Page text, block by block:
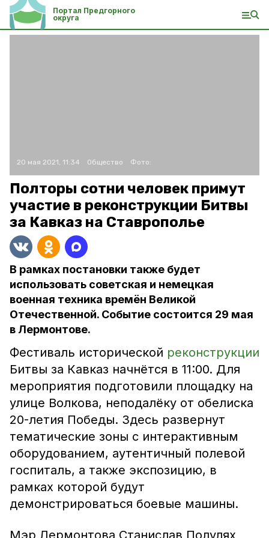
Портал Предгорного
округа
20 мая 2021, 11:34 Общество Фото:
Полторы сотни человек примут
участие в реконструкции Битвы
за Кавказ на Ставрополье
В рамках постановки также будет
использовать советская и немецкая
военная техника времён Великой
Отечественной. Событие состоится 29 мая
в Лермонтове.
Фестиваль исторической реконструкции
Битвы за Кавказ начнётся в 11:00. Для
мероприятия подготовили площадку на
улице Волкова, неподалёку от обелиска
20-летия Победы. Здесь развернут
тематические зоны с интерактивным
оборудованием, аутентичный полевой
госпиталь, а также экспозицию, в
рамках которой будут
демонстрироваться боевые машины.
Мэр Лермонтова Станислав Полулях